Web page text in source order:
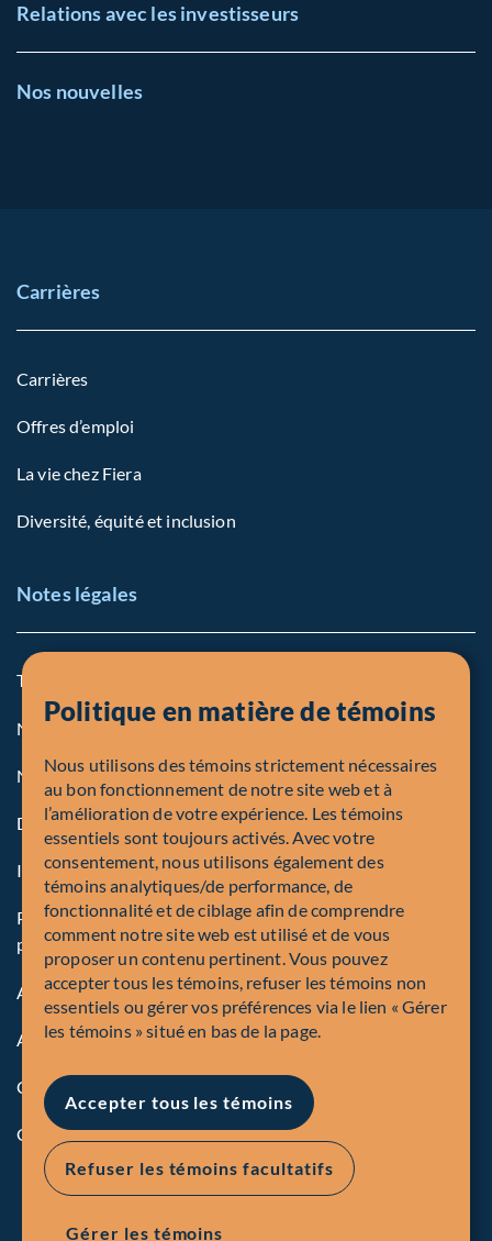
Relations avec les investisseurs
Nos nouvelles
Carrières
Carrières
Offres d’emploi
La vie chez Fiera
Diversité, équité et inclusion
Notes légales
Termes et conditions
Notre politique sur les témoins
Note légale aux personnes des États-Unis
Dénonciation
Inscriptions et autorités
Politique mondiale sur la protection des renseignements
personnels de Corporation Fiera Capital
Accessibilité
Avis de sécurité
Conformité
Gérer les témions
Politique en matière de témoins
Nous utilisons des témoins strictement nécessaires
au bon fonctionnement de notre site web et à
l’amélioration de votre expérience. Les témoins
essentiels sont toujours activés. Avec votre
consentement, nous utilisons également des
témoins analytiques/de performance, de
fonctionnalité et de ciblage afin de comprendre
comment notre site web est utilisé et de vous
proposer un contenu pertinent. Vous pouvez
accepter tous les témoins, refuser les témoins non
essentiels ou gérer vos préférences via le lien « Gérer
les témoins » situé en bas de la page.
Accepter tous les témoins
Refuser les témoins facultatifs
Gérer les témoins